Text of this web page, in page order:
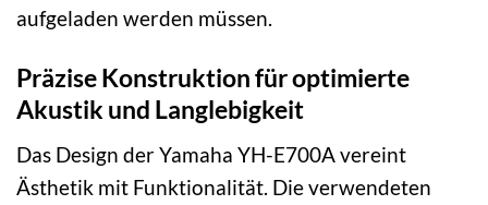
aufgeladen werden müssen.
Präzise Konstruktion für optimierte
Akustik und Langlebigkeit
Das Design der Yamaha YH-E700A vereint
Ästhetik mit Funktionalität. Die verwendeten